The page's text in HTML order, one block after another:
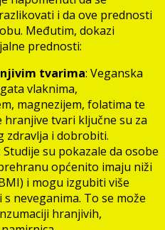
i da ove prednosti
Međutim, dokazi
prednosti:
tvarima: Veganska
vlaknima,
magnezijem, folatima te
hranjive tvari ključne su za
zdravlja i dobrobiti.
Studije su pokazale da osobe
općenito imaju niži
i mogu izgubiti više
neveganima. To se može
hranjivih,